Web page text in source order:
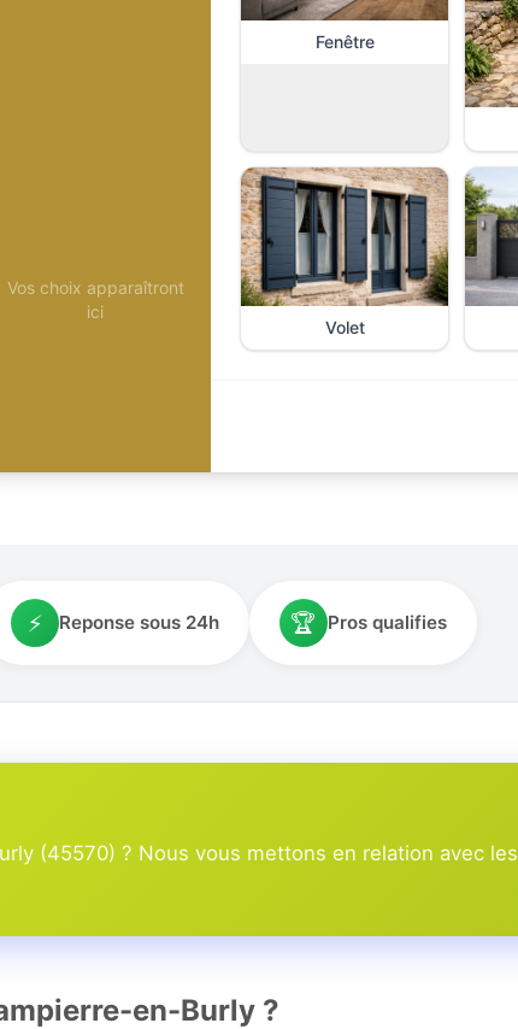
Vos choix apparaîtront
ici
Fenêtre
Volet
⚡ Reponse sous 24h 🏆 Pros qualifies
(45570) ? Nous vous mettons en relation avec les
en-Burly ?